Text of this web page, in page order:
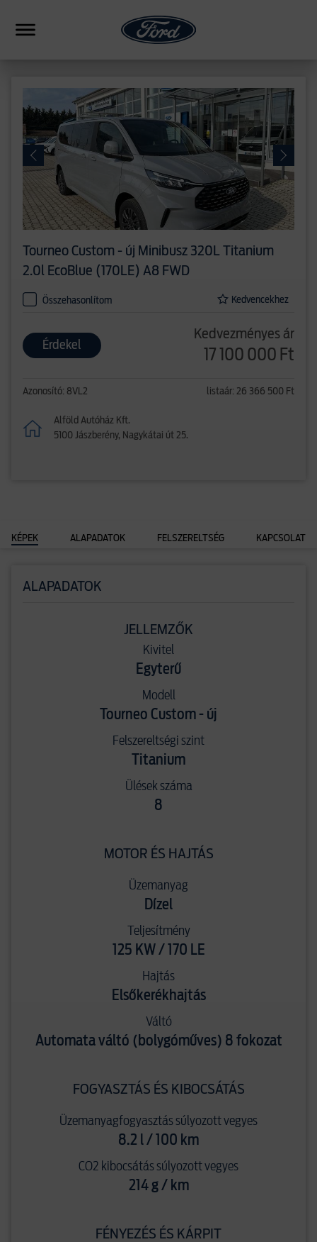
HIBRID
SUV
Tourneo Custom - új Minibusz 320L Titanium
2.0l EcoBlue (170LE) A8 FWD
Összehasonlítom Kedvencekhez
Érdekel
Kedvezményes ár
17 100 000 Ft
Azonosító: 8VL2 listaár: 26 366 500 Ft
Alföld Autóház Kft.
5100 Jászberény, Nagykátai út 25.
KÉPEK ALAPADATOK FELSZERELTSÉG KAPCSOLAT
ALAPADATOK
JELLEMZŐK
Kivitel
Egyterű
Modell
Tourneo Custom - új
Felszereltségi szint
Titanium
Ülések száma
8
MOTOR ÉS HAJTÁS
Üzemanyag
Dízel
Teljesítmény
125 KW / 170 LE
Hajtás
Elsőkerékhajtás
Váltó
Automata váltó (bolygóműves) 8 fokozat
FOGYASZTÁS ÉS KIBOCSÁTÁS
Üzemanyagfogyasztás súlyozott vegyes
8.2 l / 100 km
CO2 kibocsátás súlyozott vegyes
214 g / km
FÉNYEZÉS ÉS KÁRPIT